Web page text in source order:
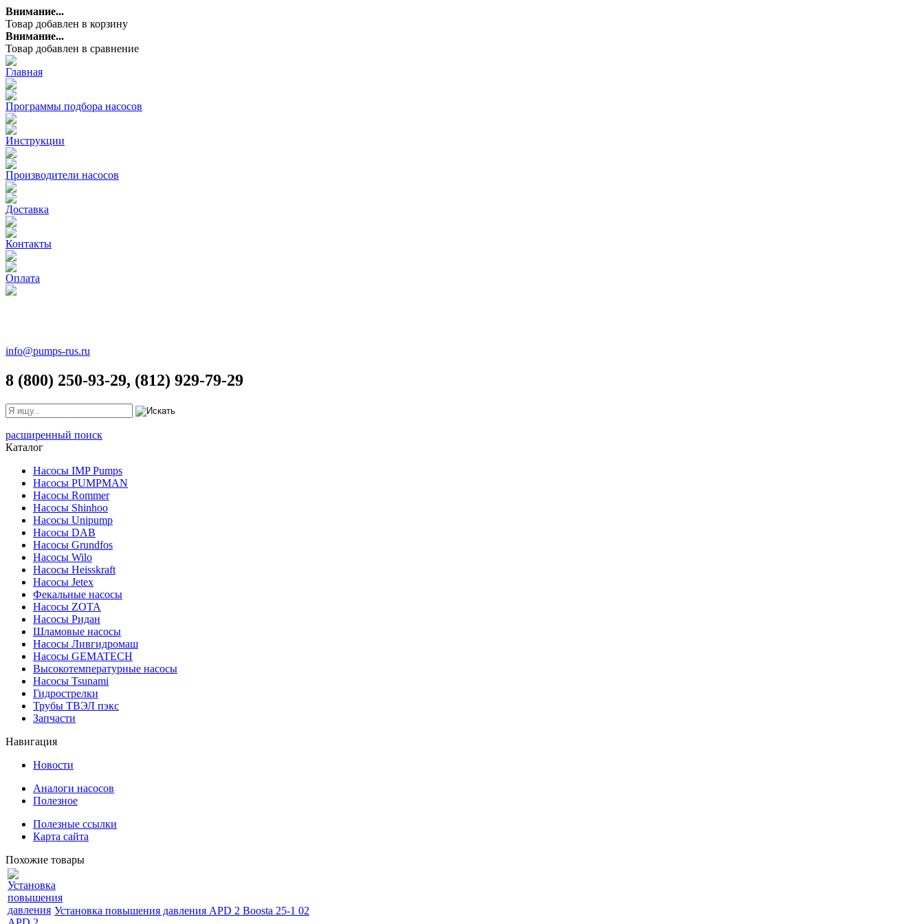
Внимание...
Товар добавлен в корзину
Внимание...
Товар добавлен в сравнение
Главная
Программы подбора насосов
Инструкции
Производители насосов
Доставка
Контакты
Оплата
info@pumps-rus.ru
8 (800) 250-93-29, (812) 929-79-29
расширенный поиск
Каталог
Насосы IMP Pumps
Насосы PUMPMAN
Насосы Rommer
Насосы Shinhoo
Насосы Unipump
Насосы DAB
Насосы Grundfos
Насосы Wilo
Насосы Heisskraft
Насосы Jetex
Фекальные насосы
Насосы ZOTA
Насосы Ридан
Шламовые насосы
Насосы Ливгидромаш
Насосы GEMATECH
Высокотемпературные насосы
Насосы Tsunami
Гидрострелки
Трубы ТВЭЛ пэкс
Запчасти
Навигация
Новости
Аналоги насосов
Полезное
Полезные ссылки
Карта сайта
Похожие товары
Установка повышения давления APD 2 Boosta 25-1 02